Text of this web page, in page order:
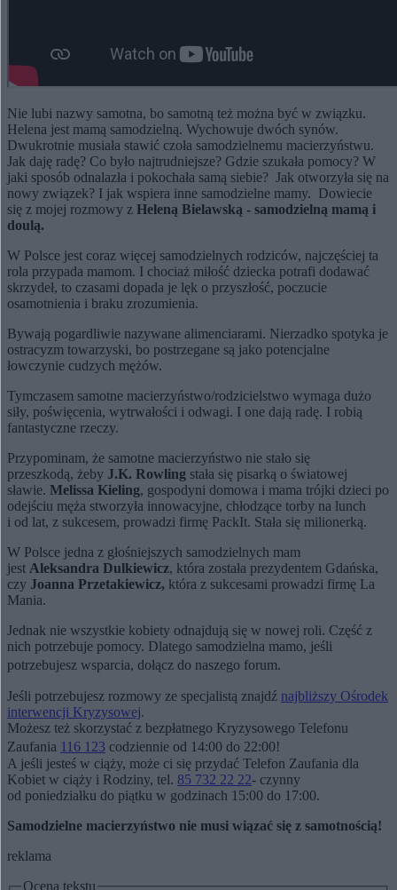
Nie lubi nazwy samotna, bo samotną też można być w związku.
Helena jest mamą samodzielną. Wychowuje dwóch synów.
Dwukrotnie musiała stawić czoła samodzielnemu macierzyństwu.
Jak daję radę? Co było najtrudniejsze? Gdzie szukała pomocy? W
jaki sposób odnalazła i pokochała samą siebie? Jak otworzyła się na
nowy związek? I jak wspiera inne samodzielne mamy. Dowiecie
się z mojej rozmowy z Heleną Bielawską - samodzielną mamą i
doulą.
W Polsce jest coraz więcej samodzielnych rodziców, najczęściej ta
rola przypada mamom. I chociaż miłość dziecka potrafi dodawać
skrzydeł, to czasami dopada je lęk o przyszłość, poczucie
osamotnienia i braku zrozumienia.
Bywają pogardliwie nazywane alimenciarami. Nierzadko spotyka je
ostracyzm towarzyski, bo postrzegane są jako potencjalne
łowczynie cudzych mężów.
Tymczasem samotne macierzyństwo/rodzicielstwo wymaga dużo
siły, poświęcenia, wytrwałości i odwagi. I one dają radę. I robią
fantastyczne rzeczy.
Przypominam, że samotne macierzyństwo nie stało się
przeszkodą, żeby J.K. Rowling stała się pisarką o światowej
sławie. Melissa Kieling, gospodyni domowa i mama trójki dzieci po
odejściu męża stworzyła innowacyjne, chłodzące torby na lunch
i od lat, z sukcesem, prowadzi firmę PackIt. Stała się milionerką.
W Polsce jedna z głośniejszych samodzielnych mam
jest Aleksandra Dulkiewicz, która została prezydentem Gdańska,
czy Joanna Przetakiewicz, która z sukcesami prowadzi firmę La
Mania.
Jednak nie wszystkie kobiety odnajdują się w nowej roli. Część z
nich potrzebuje pomocy. Dlatego samodzielna mamo, jeśli
potrzebujesz wsparcia, dołącz do naszego forum.
Jeśli potrzebujesz rozmowy ze specjalistą znajdź najbliższy Ośrodek
interwencji Kryzysowej.
Możesz też skorzystać z bezpłatnego Kryzysowego Telefonu
Zaufania 116 123 codziennie od 14:00 do 22:00!
A jeśli jesteś w ciąży, może ci się przydać Telefon Zaufania dla
Kobiet w ciąży i Rodziny, tel. 85 732 22 22- czynny
od poniedziałku do piątku w godzinach 15:00 do 17:00.
Samodzielne macierzyństwo nie musi wiązać się z samotnością!
reklama
Ocena tekstu